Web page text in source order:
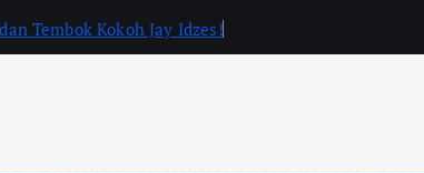
Tembok Kokoh Jay Idzes!